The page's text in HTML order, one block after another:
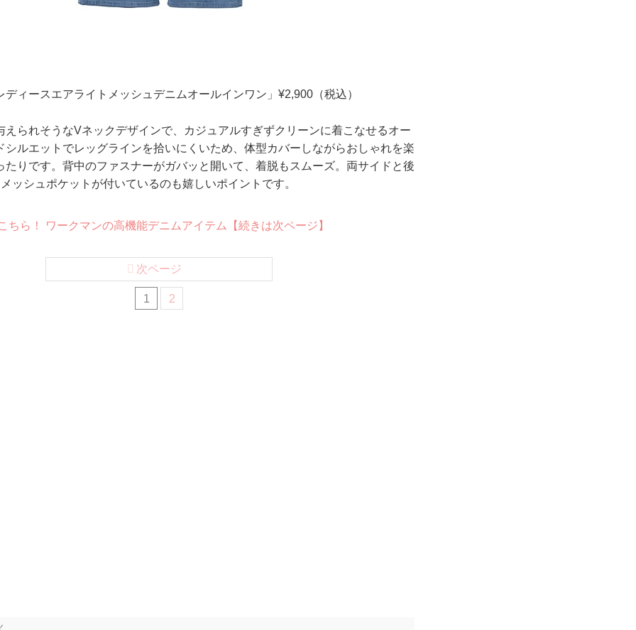
ディースエアライトメッシュデニムオールインワン」¥2,900（税込）
えられそうなVネックデザインで、カジュアルすぎずクリーンに着こなせるオー
シルエットでレッグラインを拾いにくいため、体型カバーしながらおしゃれを楽
たりです。背中のファスナーがガバッと開いて、着脱もスムーズ。両サイドと後
ッシュポケットが付いているのも嬉しいポイントです。
ら！ ワークマンの高機能デニムアイテム【続きは次ページ】
1 2
次ページ